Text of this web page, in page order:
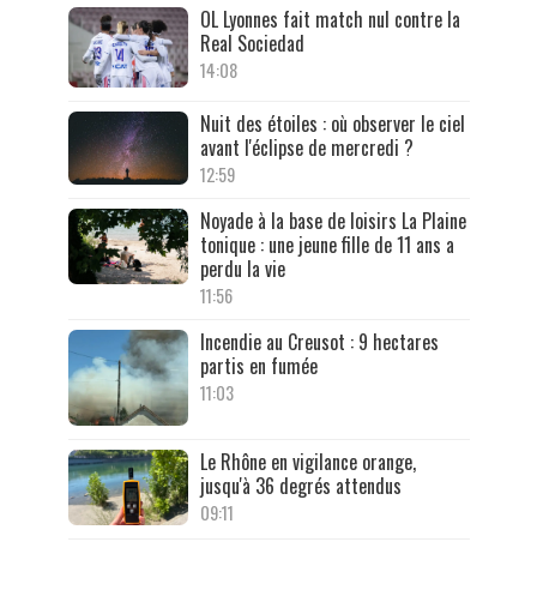
OL Lyonnes fait match nul contre la
Real Sociedad
14:08
Nuit des étoiles : où observer le ciel
avant l'éclipse de mercredi ?
12:59
Noyade à la base de loisirs La Plaine
tonique : une jeune fille de 11 ans a
perdu la vie
11:56
Incendie au Creusot : 9 hectares
partis en fumée
11:03
Le Rhône en vigilance orange,
jusqu'à 36 degrés attendus
09:11